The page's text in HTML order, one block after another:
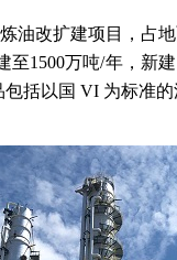
油改扩建项目，占
至1500万吨/年，新
括以国 VI 为标准